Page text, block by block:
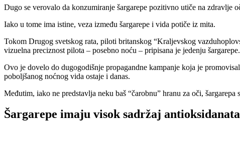
Dugo se verovalo da konzumiranje šargarepe pozitivno utiče na zdravlje
Iako u tome ima istine, veza između šargarepe i vida potiče iz mita.
Tokom Drugog svetskog rata, piloti britanskog “Kraljevskog
vizuelna preciznost pilota – posebno noću – pripisana je jedenju šargarepe.
Ovo je dovelo do dugogodišnje propagandne kampanje koja je
poboljšanog noćnog vida ostaje i danas.
Međutim, iako ne predstavlja neku baš “čarobnu” hranu za oči,
Šargarepe imaju visok sadržaj